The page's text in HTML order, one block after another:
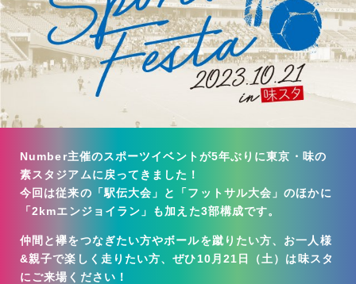
Number主催のスポーツイベントが5年ぶりに東京・味の
素スタジアムに戻ってきました！
今回は従来の「駅伝大会」と「フットサル大会」のほかに
「2kmエンジョイラン」も加えた3部構成です。
仲間と襷をつなぎたい方やボールを蹴りたい方、お一人様
&親子で楽しく走りたい方、ぜひ10月21日（土）は味スタ
にご来場ください！